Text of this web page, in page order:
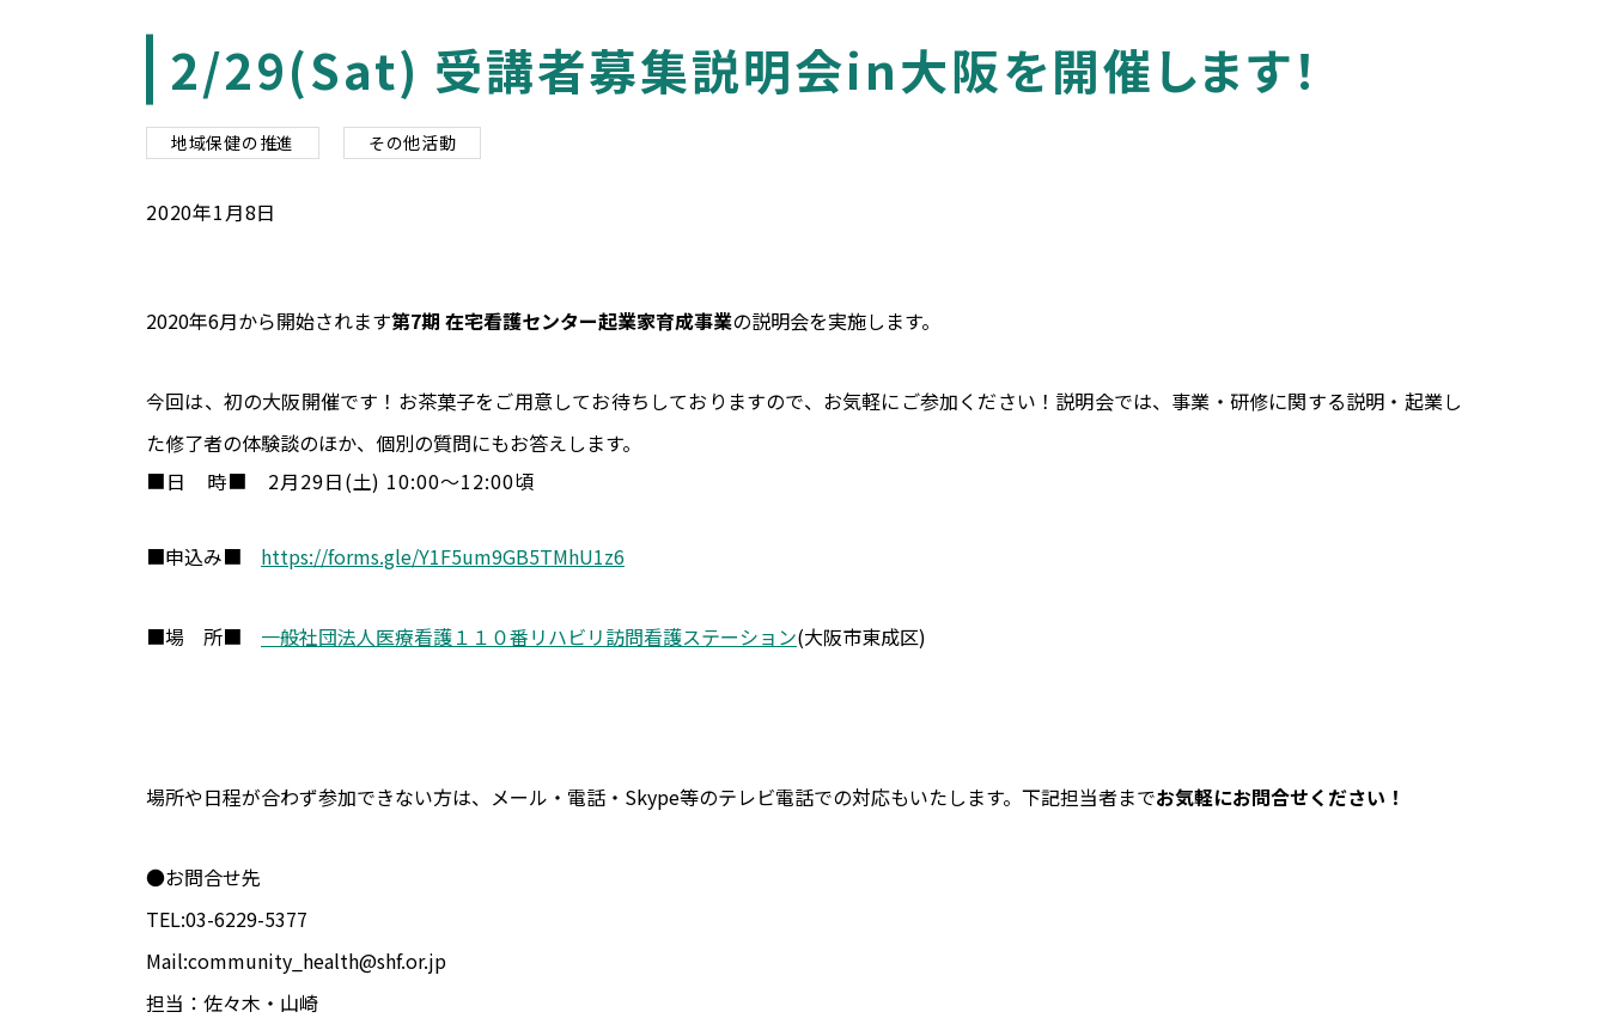
2/29(Sat) 受講者募集説明会in大阪を開催します！
地域保健の推進 その他活動
2020年1月8日
2020年6月から開始されます第7期 在宅看護センター起業家育成事業の説明会を実施します。
今回は、初の大阪開催です！お茶菓子をご用意してお待ちしておりますので、お気軽にご参加ください！説明会では、事業・研修に関する説明・起業し
た修了者の体験談のほか、個別の質問にもお答えします。
■日 時■ 2月29日(土) 10:00～12:00頃
■申込み■ https://forms.gle/Y1F5um9GB5TMhU1z6
■場 所■ 一般社団法人医療看護１１０番リハビリ訪問看護ステーション(大阪市東成区)
場所や日程が合わず参加できない方は、メール・電話・Skype等のテレビ電話での対応もいたします。下記担当者までお気軽にお問合せください！
●お問合せ先
TEL:03-6229-5377
Mail:community_health@shf.or.jp
担当：佐々木・山崎